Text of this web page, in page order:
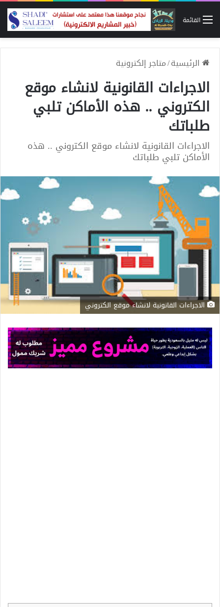
القائمة
الرئيسية/متاجر إلكترونية
الاجراءات القانونية لانشاء موقع
الكتروني .. هذه الأماكن تلبي
طلباتك
الاجراءات القانونية لانشاء موقع الكتروني .. هذه
الأماكن تلبي طلباتك
الاجراءات القانونية لانشاء موقع الكتروني